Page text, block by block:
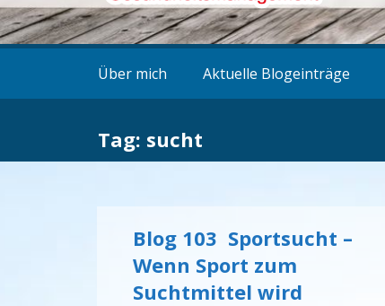
Über mich Aktuelle Blogeinträge
Tag: sucht
Blog 103 Sportsucht –
Wenn Sport zum
Suchtmittel wird